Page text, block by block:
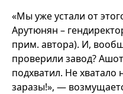
«Мы уже устали от
Арутюнян –
прим. автора). И,
проверили завод?
подхватил. Не
заразы!», —